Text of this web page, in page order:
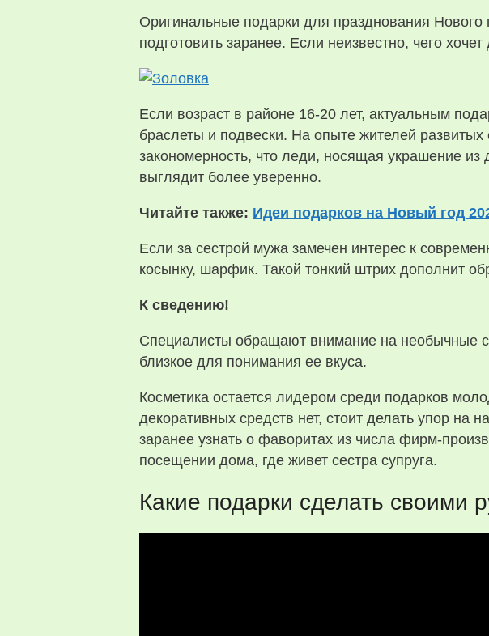
Оригинальные подарки для празднования
подготовить заранее. Если неизвестно, чего
Если возраст в районе 16-20 лет, актуальным
браслеты и подвески. На опыте жителей
закономерность, что леди, носящая украшение
выглядит более уверенно.
Читайте также: Идеи подарков на Новый год
Если за сестрой мужа замечен интерес к
косынку, шарфик. Такой тонкий штрих дополнит
К сведению!
Специалисты обращают внимание на необычные
близкое для понимания ее вкуса.
Косметика остается лидером среди подарков
декоративных средств нет, стоит делать упор на
заранее узнать о фаворитах из числа фирм-
посещении дома, где живет сестра супруга.
Какие подарки сделать своими